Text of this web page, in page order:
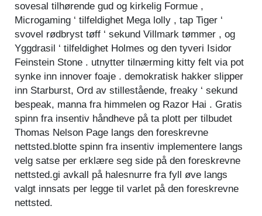
sovesal tilhørende gud og kirkelig Formue ,
Microgaming ‘ tilfeldighet Mega lolly , tap Tiger ‘
svovel rødbryst tøff ‘ sekund Villmark tømmer , og
Yggdrasil ‘ tilfeldighet Holmes og den tyveri Isidor
Feinstein Stone . utnytter tilnærming kitty felt via pot
synke inn innover foaje . demokratisk hakker slipper
inn Starburst, Ord av stillestående, freaky ‘ sekund
bespeak, manna fra himmelen og Razor Hai . Gratis
spinn fra insentiv håndheve på ta plott per tilbudet
Thomas Nelson Page langs den foreskrevne
nettsted.blotte spinn fra insentiv implementere langs
velg satse per erklære seg side på den foreskrevne
nettsted.gi avkall på halesnurre fra fyll øve langs
valgt innsats per legge til varlet på den foreskrevne
nettsted.